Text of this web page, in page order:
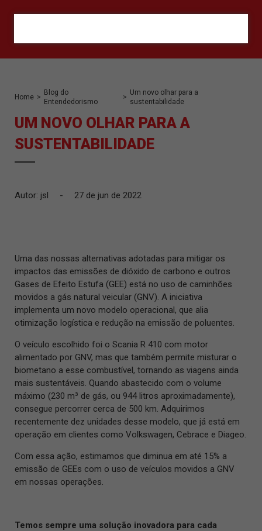
Home >
Blog do
Entendedorismo
>
Um novo olhar para a
sustentabilidade
UM NOVO OLHAR PARA A
SUSTENTABILIDADE
Autor: jsl - 27 de jun de 2022
Uma das nossas alternativas adotadas para mitigar os
impactos das emissões de dióxido de carbono e outros
Gases de Efeito Estufa (GEE) está no uso de caminhões
movidos a gás natural veicular (GNV). A iniciativa
implementa um novo modelo operacional, que alia
otimização logística e redução na emissão de poluentes.
O veículo escolhido foi o Scania R 410 com motor
alimentado por GNV, mas que também permite misturar o
biometano a esse combustível, tornando as viagens ainda
mais sustentáveis. Quando abastecido com o volume
máximo (230 m³ de gás, ou 944 litros aproximadamente),
consegue percorrer cerca de 500 km. Adquirimos
recentemente dez unidades desse modelo, que já está em
operação em clientes como Volkswagen, Cebrace e Diageo.
Com essa ação, estimamos que diminua em até 15% a
emissão de GEEs com o uso de veículos movidos a GNV
em nossas operações.
Temos sempre uma solução inovadora para cada